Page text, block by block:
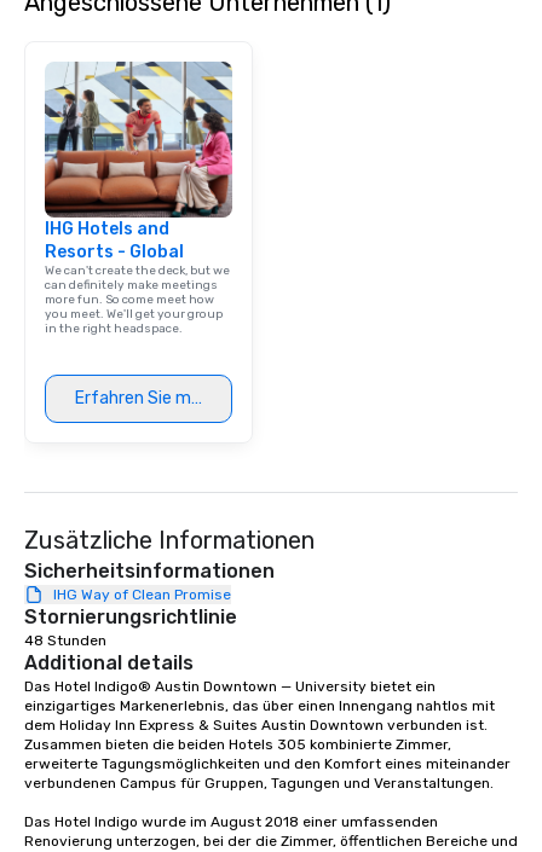
IHG Hotels and
Resorts - Global
We can't create the deck, but we
can definitely make meetings
more fun. So come meet how
you meet. We'll get your group
in the right headspace.
Erfahren Sie mehr
Zusätzliche Informationen
Sicherheitsinformationen
IHG Way of Clean Promise
Stornierungsrichtlinie
48 Stunden
Additional details
Das Hotel Indigo® Austin Downtown — University bietet ein
einzigartiges Markenerlebnis, das über einen Innengang nahtlos mit
dem Holiday Inn Express & Suites Austin Downtown verbunden ist.
Zusammen bieten die beiden Hotels 305 kombinierte Zimmer,
erweiterte Tagungsmöglichkeiten und den Komfort eines miteinander
verbundenen Campus für Gruppen, Tagungen und Veranstaltungen.
Das Hotel Indigo wurde im August 2018 einer umfassenden
Renovierung unterzogen, bei der die Zimmer, öffentlichen Bereiche und